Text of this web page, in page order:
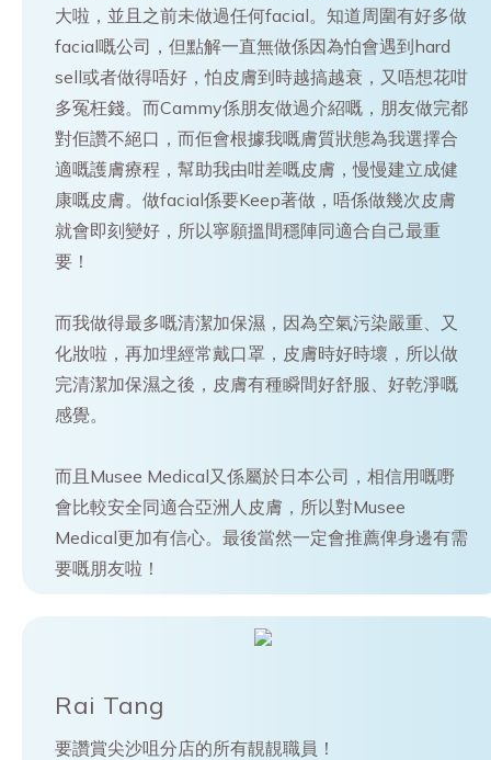
大啦，並且之前未做過任何facial。知道周圍有好多做
facial嘅公司，但點解一直無做係因為怕會遇到hard
sell或者做得唔好，怕皮膚到時越搞越衰，又唔想花咁
多冤枉錢。而Cammy係朋友做過介紹嘅，朋友做完都
對佢讚不絕口，而佢會根據我嘅膚質狀態為我選擇合
適嘅護膚療程，幫助我由咁差嘅皮膚，慢慢建立成健
康嘅皮膚。做facial係要Keep著做，唔係做幾次皮膚
就會即刻變好，所以寧願搵間穩陣同適合自己最重
要！
而我做得最多嘅清潔加保濕，因為空氣污染嚴重、又
化妝啦，再加埋經常戴口罩，皮膚時好時壞，所以做
完清潔加保濕之後，皮膚有種瞬間好舒服、好乾淨嘅
感覺。
而且Musee Medical又係屬於日本公司，相信用嘅嘢
會比較安全同適合亞洲人皮膚，所以對Musee
Medical更加有信心。最後當然一定會推薦俾身邊有需
要嘅朋友啦！
Rai Tang
要讚賞尖沙咀分店的所有靚靚職員！